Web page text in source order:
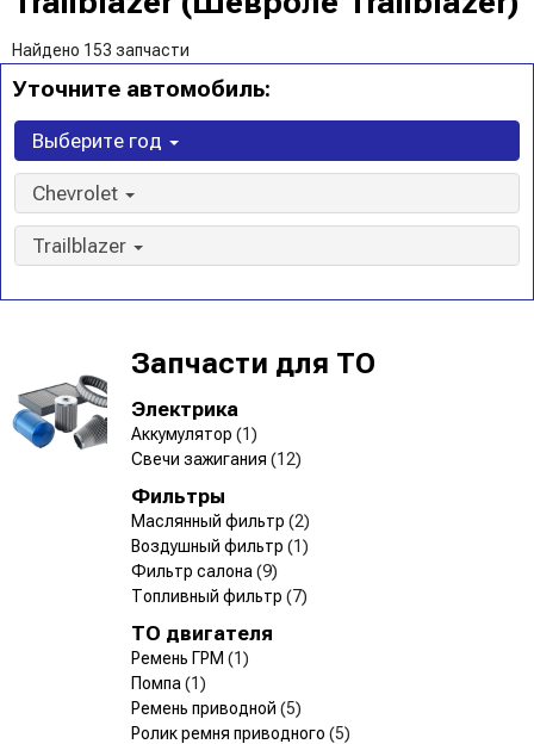
Найдено 153 запчасти
Уточните автомобиль:
Выберите год
Chevrolet
Trailblazer
Запчасти для ТО
Электрика
Аккумулятор (1)
Свечи зажигания (12)
Фильтры
Маслянный фильтр (2)
Воздушный фильтр (1)
Фильтр салона (9)
Топливный фильтр (7)
ТО двигателя
Ремень ГРМ (1)
Помпа (1)
Ремень приводной (5)
Ролик ремня приводного (5)